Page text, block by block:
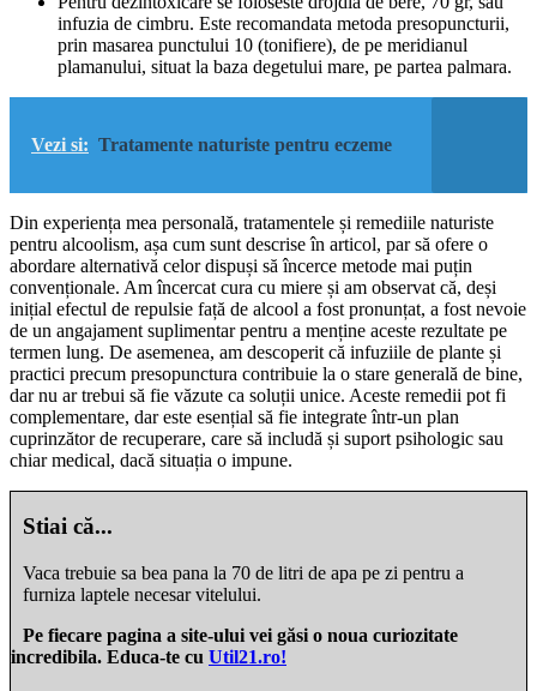
infuzia de cimbru. Este recomandata metoda presopuncturii,
prin masarea punctului 10 (tonifiere), de pe meridianul
plamanului, situat la baza degetului mare, pe partea palmara.
Vezi si: Tratamente naturiste pentru eczeme
Din experiența mea personală, tratamentele și remediile naturiste
pentru alcoolism, așa cum sunt descrise în articol, par să ofere o
abordare alternativă celor dispuși să încerce metode mai puțin
convenționale. Am încercat cura cu miere și am observat că, deși
inițial efectul de repulsie față de alcool a fost pronunțat, a fost nevoie
de un angajament suplimentar pentru a menține aceste rezultate pe
termen lung. De asemenea, am descoperit că infuziile de plante și
practici precum presopunctura contribuie la o stare generală de bine,
dar nu ar trebui să fie văzute ca soluții unice. Aceste remedii pot fi
complementare, dar este esențial să fie integrate într-un plan
cuprinzător de recuperare, care să includă și suport psihologic sau
chiar medical, dacă situația o impune.
Stiai că...
Vaca trebuie sa bea pana la 70 de litri de apa pe zi pentru a
furniza laptele necesar vitelului.
Pe fiecare pagina a site-ului vei găsi o noua curiozitate
incredibila. Educa-te cu Util21.ro!